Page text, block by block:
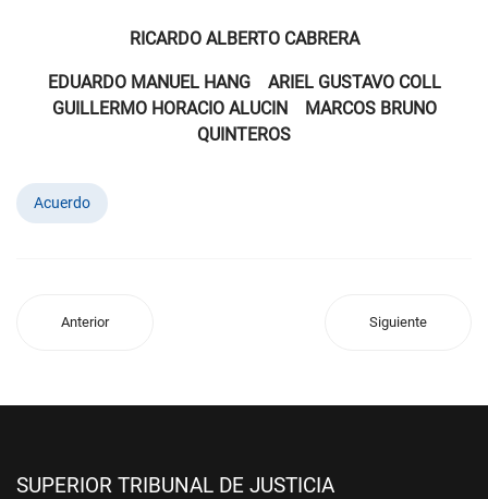
RICARDO ALBERTO CABRERA
EDUARDO MANUEL HANG ARIEL GUSTAVO COLL
GUILLERMO HORACIO ALUCIN MARCOS BRUNO
QUINTEROS
Acuerdo
Anterior Siguiente
SUPERIOR TRIBUNAL DE JUSTICIA